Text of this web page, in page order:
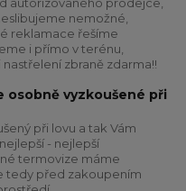
nemožné,
reklamace řešíme
i přímo v terénu,
zbraně zdarma!!
osobně vyzkoušené při
při lovu a tak Vám
- nejlepší
termovize máme
tedy před zakoupením